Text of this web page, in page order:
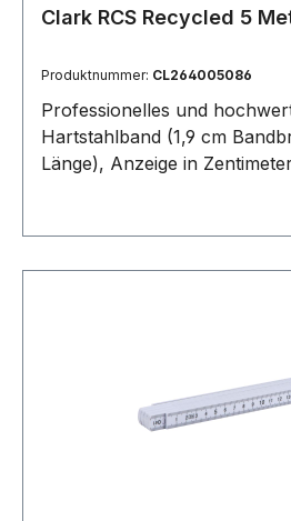
Clark RCS Recycled 5
Produktnummer: CL264005086
Professionelles und
Hartstahlband (1,9 cm
Länge), Anzeige in
mit einem extra verstärkten
Magneten ausgestattet. Das
einem griffigen, robusten
recyceltem ABS